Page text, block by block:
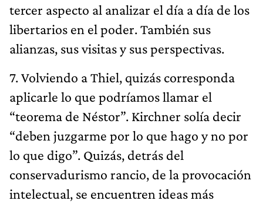
tercer aspecto al analizar el día a día de los
libertarios en el poder. También sus
alianzas, sus visitas y sus perspectivas.
7. Volviendo a Thiel, quizás corresponda
aplicarle lo que podríamos llamar el
“teorema de Néstor”. Kirchner solía decir
“deben juzgarme por lo que hago y no por
lo que digo”. Quizás, detrás del
conservadurismo rancio, de la provocación
intelectual, se encuentren ideas más